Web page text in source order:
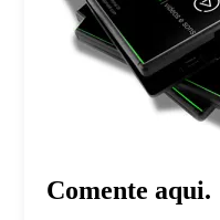
Comente aqui.